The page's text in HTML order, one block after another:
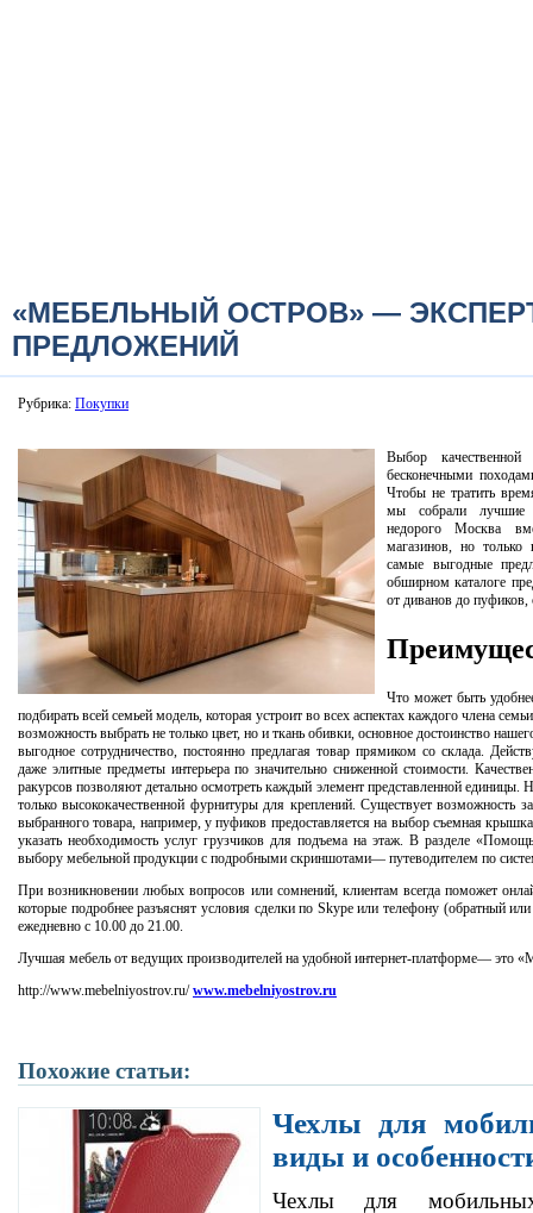
«МЕБЕЛЬНЫЙ ОСТРОВ» —
ПРЕДЛОЖЕНИЙ
Рубрика: Покупки
Выбор
бесконечными
Чтобы не тратить
мы собрали лучшие
недорого Москва
магазинов, но только
самые выгодные
обширном каталоге
от диванов до
Что может быть
подбирать всей семьей модель, которая устроит во всех аспектах каждого члена
возможность выбрать не только цвет, но и ткань обивки, основное достоинство
выгодное сотрудничество, постоянно предлагая товар прямиком со склада.
даже элитные предметы интерьера по значительно сниженной стоимости.
ракурсов позволяют детально осмотреть каждый элемент представленной единицы.
только высококачественной фурнитуры для креплений. Существует возможность
выбранного товара, например, у пуфиков предоставляется на выбор съемная
указать необходимость услуг грузчиков для подъема на этаж. В разделе
выбору мебельной продукции с подробными скриншотами— путеводителем по
При возникновении любых вопросов или сомнений, клиентам всегда поможет
которые подробнее разъяснят условия сделки по Skype или телефону (обратный
ежедневно с 10.00 до 21.00.
Лучшая мебель от ведущих производителей на удобной интернет-платформе— это
http://www.mebelniyostrov.ru/www.mebelniyostrov.ru
Похожие статьи:
Чехлы для
виды и
Чехлы для